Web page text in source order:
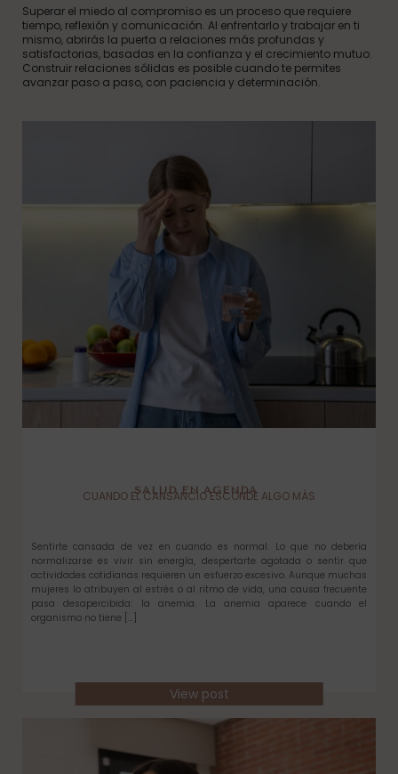
Superar el miedo al compromiso es un proceso que requiere
tiempo, reflexión y comunicación. Al enfrentarlo y trabajar en ti
mismo, abrirás la puerta a relaciones más profundas y
satisfactorias, basadas en la confianza y el crecimiento mutuo.
Construir relaciones sólidas es posible cuando te permites
avanzar paso a paso, con paciencia y determinación.
SALUD EN AGENDA
CUANDO EL CANSANCIO ESCONDE ALGO MÁS
Sentirte cansada de vez en cuando es normal. Lo que no debería
normalizarse es vivir sin energía, despertarte agotada o sentir que
actividades cotidianas requieren un esfuerzo excesivo. Aunque muchas
mujeres lo atribuyen al estrés o al ritmo de vida, una causa frecuente
pasa desapercibida: la anemia. La anemia aparece cuando el
organismo no tiene […]
View post